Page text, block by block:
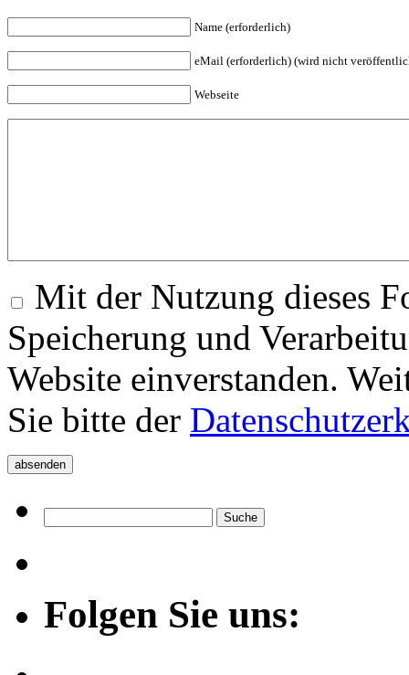
Name (erforderlich)
eMail (erforderlich) (wird nicht
Webseite
Mit der Nutzung dieses
Speicherung und
Website einverstanden.
Sie bitte der
Folgen Sie uns: